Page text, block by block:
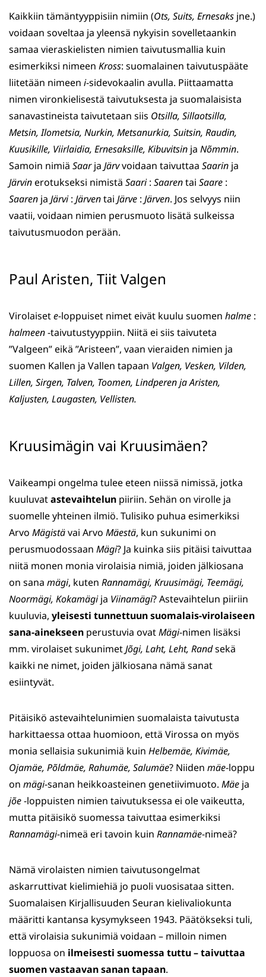
Kaikkiin tämäntyyppisiin nimiin (Ots, Suits, Ernesaks jne.)
voidaan soveltaa ja yleensä nykyisin sovelletaankin
samaa vieraskielisten nimien taivutusmallia kuin
esimerkiksi nimeen Kross: suomalainen taivutuspääte
liitetään nimeen i-sidevokaalin avulla. Piittaamatta
nimen vironkielisestä taivutuksesta ja suomalaisista
sanavastineista taivutetaan siis Otsilla, Sillaotsilla,
Metsin, Ilometsia, Nurkin, Metsanurkia, Suitsin, Raudin,
Kuusikille, Viirlaidia, Ernesaksille, Kibuvitsin ja Nõmmin.
Samoin nimiä Saarja Järvvoidaan taivuttaa Saarin ja
Järvinerotukseksi nimistä Saari: Saarentai Saare :
Saaren ja Järvi: Järventai Järve : Järven. Jos selvyys niin
vaatii, voidaan nimien perusmuoto lisätä sulkeissa
taivutusmuodon perään.
Paul Aristen, Tiit Valgen
Virolaisete-loppuiset nimet eivät kuulu suomen halme :
halmeen-taivutustyyppiin. Niitä ei siis taivuteta
”Valgeen” eikä ”Aristeen”, vaan vieraiden nimien ja
suomen Kallen ja Vallen tapaan Valgen, Vesken, Vilden,
Lillen, Sirgen, Talven, Toomen, Lindperen ja Aristen,
Kaljusten, Laugasten, Vellisten.
Kruusimägin vai Kruusimäen?
Vaikeampi ongelma tulee eteen niissä nimissä, jotka
kuuluvatastevaihtelun piiriin. Sehän on virolle ja
suomelle yhteinen ilmiö. Tulisiko puhua esimerkiksi
Arvo Mägistävai Arvo Mäestä, kun sukunimi on
perusmuodossaan Mägi? Ja kuinka siis pitäisi taivuttaa
niitä monen monia virolaisia nimiä, joiden jälkiosana
on sana mägi, kuten Rannamägi, Kruusimägi, Teemägi,
Noormägi, Kokamägija Viinamägi? Astevaihtelun piiriin
kuuluvia, yleisesti tunnettuun suomalais-virolaiseen
sana-ainekseen perustuvia ovatMägi-nimen lisäksi
mm. virolaiset sukunimetJõgi, Laht, Leht, Randsekä
kaikki ne nimet, joiden jälkiosana nämä sanat
esiintyvät.
Pitäisikö astevaihtelunimien suomalaista taivutusta
harkittaessa ottaa huomioon, että Virossa on myös
monia sellaisia sukunimiä kuin Helbemäe, Kivimäe,
Ojamäe, Põldmäe, Rahumäe, Salumäe? Niiden mäe-loppu
on mägi-sanan heikkoasteinen genetiivimuoto. Mäe ja
jõe-loppuisten nimien taivutuksessa ei ole vaikeutta,
mutta pitäisikö suomessa taivuttaa esimerkiksi
Rannamägi-nimeä eri tavoin kuin Rannamäe-nimeä?
Nämä virolaisten nimien taivutusongelmat
askarruttivat kielimiehiä jo puoli vuosisataa sitten.
Suomalaisen Kirjallisuuden Seuran kielivaliokunta
määritti kantansa kysymykseen 1943. Päätökseksi tuli,
että virolaisia sukunimiä voidaan – milloin nimen
loppuosa on ilmeisesti suomessa tuttu – taivuttaa
suomen vastaavan sanan tapaan.